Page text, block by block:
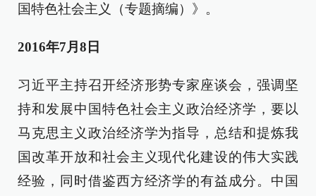
国特色社会主义（专题摘编）》。
2016年7月8日
习近平主持召开经济形势专家座谈会，强调坚
持和发展中国特色社会主义政治经济学，要以
马克思主义政治经济学为指导，总结和提炼我
国改革开放和社会主义现代化建设的伟大实践
经验，同时借鉴西方经济学的有益成分。中国